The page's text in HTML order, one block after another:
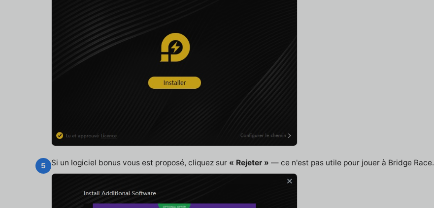
5 Si un logiciel bonus vous est proposé, cliquez sur « Rejeter » — ce n'est pas utile pour jouer à Bridge Race.